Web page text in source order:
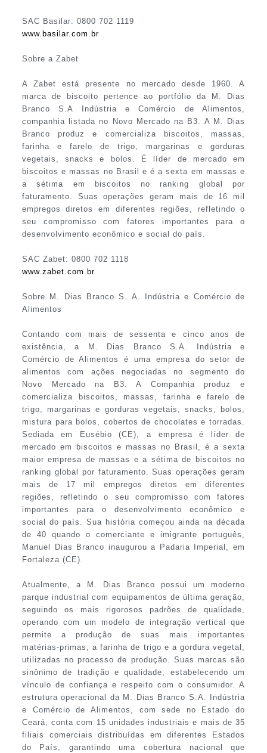
SAC Basilar: 0800 702 1119
www.basilar.com.br
Sobre a Zabet
A Zabet está presente no mercado desde 1960. A
marca de biscoito pertence ao portfólio da M. Dias
Branco S.A Indústria e Comércio de Alimentos,
companhia listada no Novo Mercado na B3. A M. Dias
Branco produz e comercializa biscoitos, massas,
farinha e farelo de trigo, margarinas e gorduras
vegetais, snacks e bolos. É líder de mercado em
biscoitos e massas no Brasil e é a sexta em massas e
a sétima em biscoitos no ranking global por
faturamento. Suas operações geram mais de 16 mil
empregos diretos em diferentes regiões, refletindo o
seu compromisso com fatores importantes para o
desenvolvimento econômico e social do país.
SAC Zabet: 0800 702 1118
www.zabet.com.br
Sobre M. Dias Branco S. A. Indústria e Comércio de
Alimentos
Contando com mais de sessenta e cinco anos de
existência, a M. Dias Branco S.A. Indústria e
Comércio de Alimentos é uma empresa do setor de
alimentos com ações negociadas no segmento do
Novo Mercado na B3. A Companhia produz e
comercializa biscoitos, massas, farinha e farelo de
trigo, margarinas e gorduras vegetais, snacks, bolos,
mistura para bolos, cobertos de chocolates e torradas.
Sediada em Eusébio (CE), a empresa é líder de
mercado em biscoitos e massas no Brasil, é a sexta
maior empresa de massas e a sétima de biscoitos no
ranking global por faturamento. Suas operações geram
mais de 17 mil empregos diretos em diferentes
regiões, refletindo o seu compromisso com fatores
importantes para o desenvolvimento econômico e
social do país. Sua história começou ainda na década
de 40 quando o comerciante e imigrante português,
Manuel Dias Branco inaugurou a Padaria Imperial, em
Fortaleza (CE).
Atualmente, a M. Dias Branco possui um moderno
parque industrial com equipamentos de última geração,
seguindo os mais rigorosos padrões de qualidade,
operando com um modelo de integração vertical que
permite a produção de suas mais importantes
matérias-primas, a farinha de trigo e a gordura vegetal,
utilizadas no processo de produção. Suas marcas são
sinônimo de tradição e qualidade, estabelecendo um
vínculo de confiança e respeito com o consumidor. A
estrutura operacional da M. Dias Branco S.A. Indústria
e Comércio de Alimentos, com sede no Estado do
Ceará, conta com 15 unidades industriais e mais de 35
filiais comerciais distribuídas em diferentes Estados
do País, garantindo uma cobertura nacional que